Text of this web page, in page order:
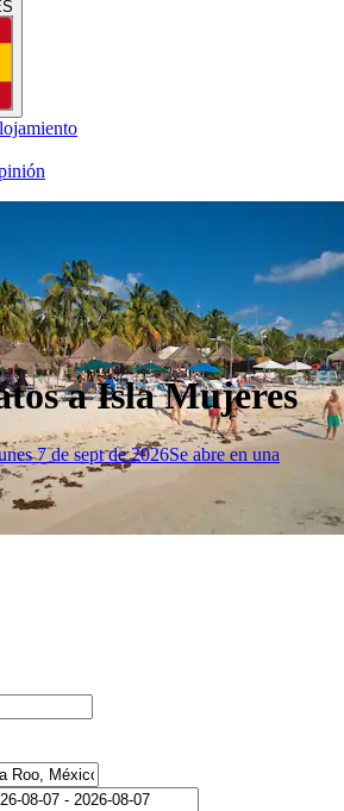
a Isla Mujeres
7 de sept de 2026Se abre en una